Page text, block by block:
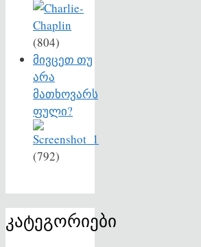
(804)
მივცეთ თუ
არა
მათხოვარს
ფული?
(792)
კატეგორიები